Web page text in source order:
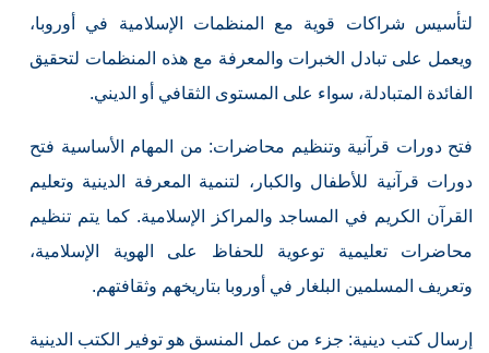
لتأسيس شراكات قوية مع المنظمات الإسلامية في أوروبا،
ويعمل على تبادل الخبرات والمعرفة مع هذه المنظمات لتحقيق
الفائدة المتبادلة، سواء على المستوى الثقافي أو الديني.
فتح دورات قرآنية وتنظيم محاضرات: من المهام الأساسية فتح
دورات قرآنية للأطفال والكبار، لتنمية المعرفة الدينية وتعليم
القرآن الكريم في المساجد والمراكز الإسلامية. كما يتم تنظيم
محاضرات تعليمية توعوية للحفاظ على الهوية الإسلامية،
وتعريف المسلمين البلغار في أوروبا بتاريخهم وثقافتهم.
إرسال كتب دينية: جزء من عمل المنسق هو توفير الكتب الدينية